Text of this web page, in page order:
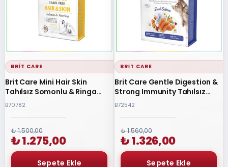
BRIT CARE
Brit Care Mini Hair Skin
Tahılsız Somonlu & Ringa
Balıklı Yetişkin Köpek Maması
B70782
₺ 1.500,00
₺ 1.275,00
BRIT CARE
Brit Care Gentle Digestion &
Strong Immunity Tahılsız
Somonlu Yavru Kedi Maması
B72542
₺ 1.560,00
₺ 1.326,00